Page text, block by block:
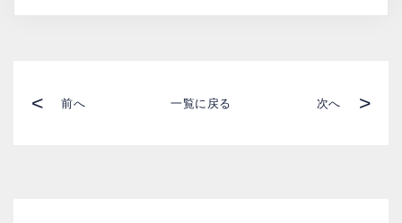
< 前へ 一覧に戻る 次へ >